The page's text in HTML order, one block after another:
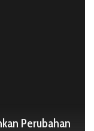
Perubahan